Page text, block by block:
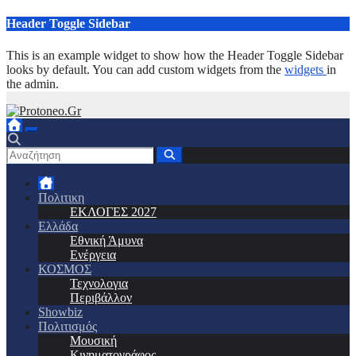
Μετάβαση
περιεχόμενο
Header Toggle Sidebar
This is an example widget to show how the Header Toggle Sidebar
looks by default. You can add custom widgets from the widgets in
the admin.
Πολιτικη
ΕΚΛΟΓΕΣ 2027
Ελλάδα
Εθνική Άμυνα
Ενέργεια
ΚΟΣΜΟΣ
Τεχνολογια
Περιβάλλον
Showbiz
Πολιτισμός
Μουσική